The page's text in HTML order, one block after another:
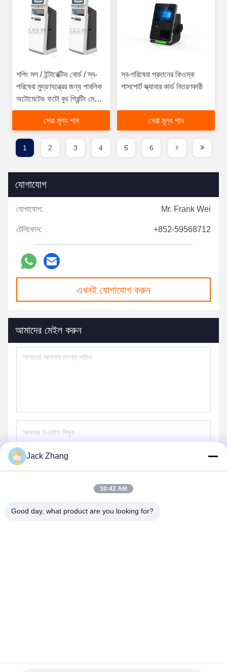
শপিং মল / ইন্টারেক্টিভ বোর্ড / স্ব-
পরিষেবা মুদ্রণযন্ত্রের জন্য পাবলিক
অটোমেটেড ফটো বুথ প্রিন্টিং মেশিন
কিয়স্ক
সেরা মূল্য পান
স্ব-পরিষেবা প্রদানের কিওস্ক
পাসপোর্ট স্ক্যানার কার্ড বিতরণকারী
সেরা মূল্য পান
1 2 3 4 5 6
যোগাযোগ
যোগাযোগ: Mr. Frank Wei
টেলিফোন: +852-59568712
এখনই যোগাযোগ করুন
আমাদের মেইল ​​করুন
Jack Zhang
10:42 AM
Good day, what product are you looking for?